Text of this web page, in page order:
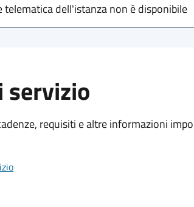
telematica dell'istanza non è disponibile
servizio
requisiti e altre informazioni